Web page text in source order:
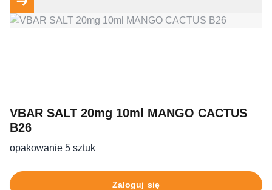
VBAR SALT 20mg 10ml MANGO CACTUS
B26
opakowanie 5 sztuk
Zaloguj się